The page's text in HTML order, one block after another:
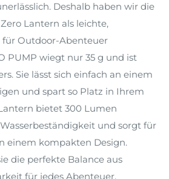
Deshalb haben wir die
Lantern als leichte,
für Outdoor-Abenteuer
PUMP wiegt nur 35 g und ist
Sie lässt sich einfach an einem
und spart so Platz in Ihrem
bietet 300 Lumen
und sorgt für
einem kompakten Design.
die perfekte Balance aus
für jedes Abenteuer.